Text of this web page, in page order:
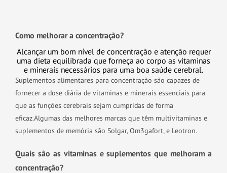
Como melhorar a concentração?
Alcançar um bom nível de concentração e atenção requer
uma dieta equilibrada que forneça ao corpo as vitaminas
e minerais necessários para uma boa saúde cerebral.
Suplementos alimentares para concentração são capazes de
fornecer a dose diária de vitaminas e minerais essenciais para
que as funções cerebrais sejam cumpridas de forma
eficaz.Algumas das melhores marcas que têm multivitaminas e
suplementos de memória são Solgar, Om3gafort, e Leotron.
Quais são as vitaminas e suplementos que melhoram a
concentração?